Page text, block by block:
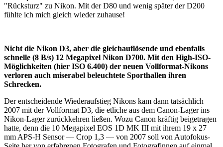
"Rücksturz" zu Nikon. Mit der D80 und wenig später der D200
fühlte ich mich gleich wieder zuhause!
Nicht die Nikon D3, aber die gleichauflösende und ebenfalls
schnelle (8 B/s) 12 Megapixel Nikon D700. Mit den High-ISO-
Möglichkeiten (hier ISO 6.400) der neuen Vollformat-Nikons
verloren auch miserabel beleuchtete Sporthallen ihren
Schrecken.
Der entscheidende Wiederaufstieg Nikons kam dann tatsächlich
2007 mit der Vollformat D3, die etliche aus dem Canon-Lager ins
Nikon-Lager zurückkehren ließen. Wozu Canon kräftig beigetragen
hatte, denn die 10 Megapixel EOS 1D MK III mit ihrem 19 x 27
mm APS-H Sensor — Crop 1,3 — von 2007 soll von Autofokus-